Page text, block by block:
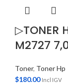
▷TONER
M2727
Toner, Toner Hp
$180.00 Incl IGV